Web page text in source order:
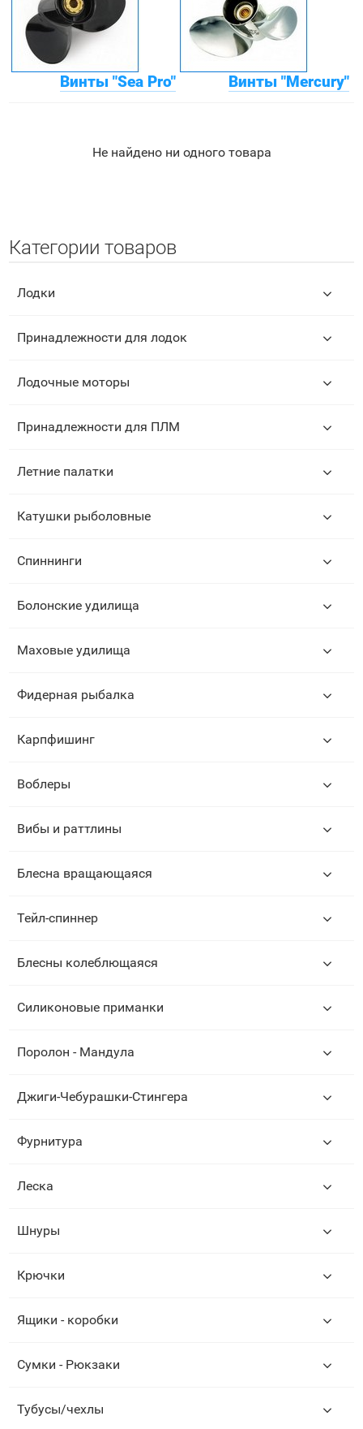
Винты "Sea Pro" Винты "Mercury"
Не найдено ни одного товара
Категории товаров
Лодки
Принадлежности для лодок
Лодочные моторы
Принадлежности для ПЛМ
Летние палатки
Катушки рыболовные
Спиннинги
Болонские удилища
Маховые удилища
Фидерная рыбалка
Карпфишинг
Воблеры
Вибы и раттлины
Блесна вращающаяся
Тейл-спиннер
Блесны колеблющаяся
Силиконовые приманки
Поролон - Мандула
Джиги-Чебурашки-Стингера
Фурнитура
Леска
Шнуры
Крючки
Ящики - коробки
Сумки - Рюкзаки
Тубусы/чехлы